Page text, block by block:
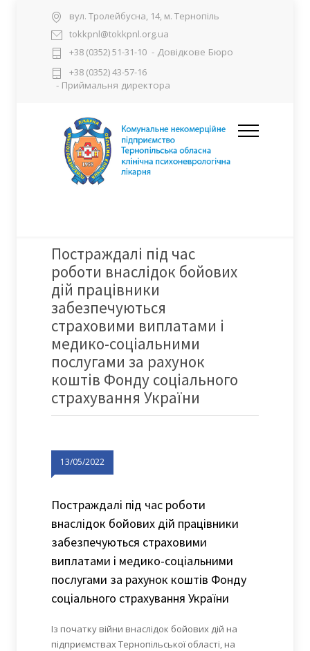
вул. Тролейбусна, 14, м. Тернопіль
tokkpnl@tokkpnl.org.ua
+38 (0352) 51-31-10 - Довідкове Бюро
+38 (0352) 43-57-16
- Приймальня директора
Постраждалі під час
роботи внаслідок бойових
дій працівники
забезпечуються
страховими виплатами і
медико-соціальними
послугами за рахунок
коштів Фонду соціального
страхування України
13/05/2022
Постраждалі під час роботи
внаслідок бойових дій працівники
забезпечуються страховими
виплатами і медико-соціальними
послугами за рахунок коштів Фонду
соціального страхування України
Із початку війни внаслідок бойових дій на
підприємствах Тернопільської області, на